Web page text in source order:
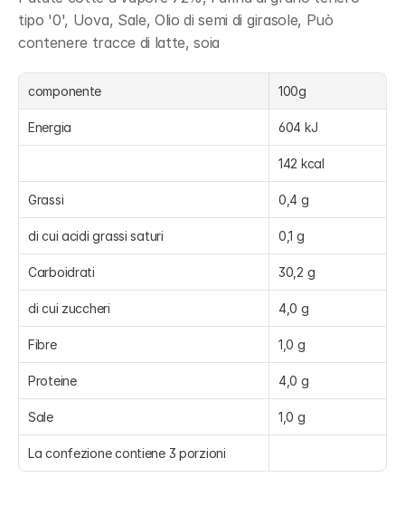
tipo '0', Uova, Sale, Olio di semi di girasole, Può
contenere tracce di latte, soia
componente 100g
Energia 604 kJ
142 kcal
Grassi 0,4 g
di cui acidi grassi saturi 0,1 g
Carboidrati 30,2 g
di cui zuccheri 4,0 g
Fibre 1,0 g
Proteine 4,0 g
Sale 1,0 g
La confezione contiene 3 porzioni